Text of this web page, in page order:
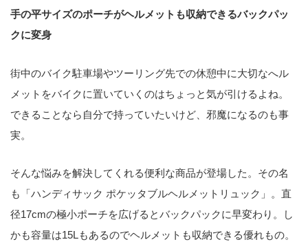
手の平サイズのポーチがヘルメットも収納できるバックパッ
クに変身
街中のバイク駐車場やツーリング先での休憩中に大切なへル
メットをバイクに置いていくのはちょっと気が引けるよね。
できることなら自分で持っていたいけど、邪魔になるのも事
実。
そんな悩みを解決してくれる便利な商品が登場した。その名
も「ハンディサック ポケッタブルヘルメットリュック」。直
径17cmの極小ポーチを広げるとバックパックに早変わり。し
かも容量は15Lもあるのでヘルメットも収納できる優れもの。